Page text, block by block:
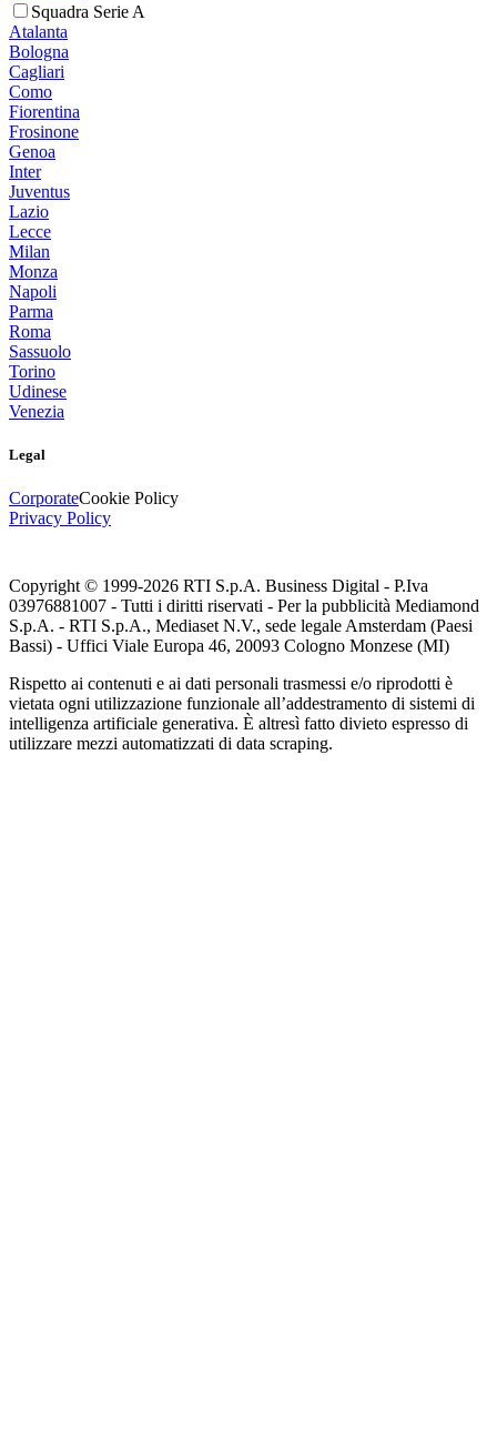
Squadra Serie A
Atalanta
Bologna
Cagliari
Como
Fiorentina
Frosinone
Genoa
Inter
Juventus
Lazio
Lecce
Milan
Monza
Napoli
Parma
Roma
Sassuolo
Torino
Udinese
Venezia
Legal
CorporateCookie Policy
Privacy Policy
Copyright © 1999-2026 RTI S.p.A. Business Digital - P.Iva
03976881007 - Tutti i diritti riservati - Per la pubblicità Mediamond
S.p.A. - RTI S.p.A., Mediaset N.V., sede legale Amsterdam (Paesi
Bassi) - Uffici Viale Europa 46, 20093 Cologno Monzese (MI)
Rispetto ai contenuti e ai dati personali trasmessi e/o riprodotti è
vietata ogni utilizzazione funzionale all’addestramento di sistemi di
intelligenza artificiale generativa. È altresì fatto divieto espresso di
utilizzare mezzi automatizzati di data scraping.